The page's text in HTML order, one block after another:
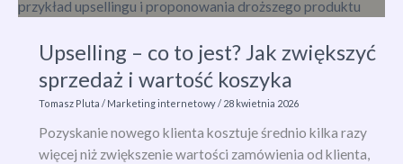
jest
jak
chronić
markę
atakami?
Upselling – co to jest? Jak zwiększyć
sprzedaż i wartość koszyka
Tomasz Pluta/ Marketing internetowy/ 28 kwietnia 2026
Pozyskanie nowego klienta kosztuje średnio kilka razy
więcej niż zwiększenie wartości zamówienia od klienta,